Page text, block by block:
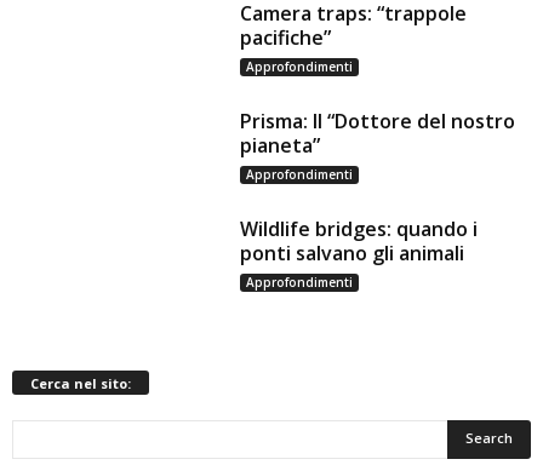
Camera traps: “trappole
pacifiche”
Approfondimenti
Prisma: Il “Dottore del nostro
pianeta”
Approfondimenti
Wildlife bridges: quando i
ponti salvano gli animali
Approfondimenti
Cerca nel sito: